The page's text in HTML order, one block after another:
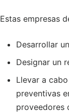
Estas empresas
Desarrollar
Designar un
Llevar a
preventivas
proveedores